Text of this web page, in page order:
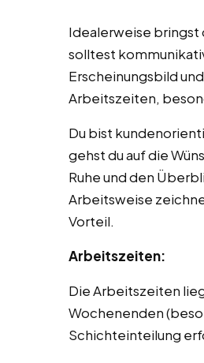
Idealerweise bringst
solltest
Erscheinungsbild
Arbeitszeiten,
Du bist
gehst du auf die
Ruhe und den
Arbeitsweise
Vorteil.
Arbeitszeiten:
Die Arbeitszeiten
Wochenenden
Schichteinteilung